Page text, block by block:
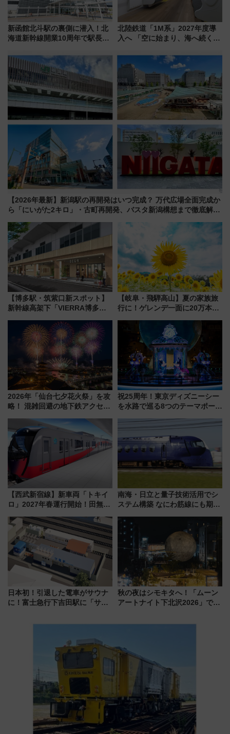
新函館北斗駅の裏側に潜入！北
海道新幹線開業10周年で駅長
ト 参加方法や体験内容を紹介
北陸鉄道「1M系」2027年度導
入へ 「空に始まり、海へ続く」
神秘的なデザイン
【2026年最新】新潟駅の再開発はいつ完成？ 万代広場全面完成か
ら「にいがた2キロ」・古町再開発、バスタ新潟構想まで徹底解
【博多駅・筑紫口新スポット】
新幹線高架下「VIERRA博多テ
など注目の全6店舗 「博多活憩
通り」も一新
【岐阜・飛騨高山】夏の家族旅
行に！ゲレンデ一面に20万本の
アひまわり園」開園
2026年「仙台七夕花火祭」を攻
略！ 混雑回避の地下鉄アクセス
火前に楽しむ仙台観光ルートま
で解説！
祝25周年！東京ディズニーシー
を水路で巡る8つのテーマポート
【西武新宿線】新車両「トキイ
ロ」2027年春運行開始！田無・
「第2弾」も
南海・日立と量子技術活用でシ
ステム構築 なにわ筋線にも期待
日本初！引退した電車がサウナ
に！富士急行下吉田駅に「サ電
業 行き交う電車の音や振動を
秋の夜はシモキタへ！「ムーン
アートナイト下北沢2026」でイ
を満喫しよう